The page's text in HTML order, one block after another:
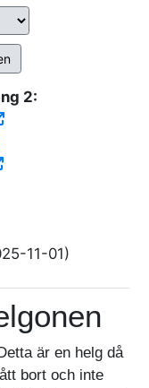
2:
11-01)
är en helg då
bort och inte